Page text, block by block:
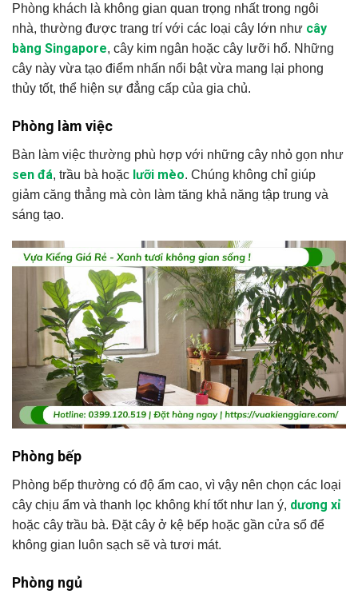
Phòng khách là không gian quan trọng nhất trong ngôi
nhà, thường được trang trí với các loại cây lớn như cây
bàng Singapore, cây kim ngân hoặc cây lưỡi hổ. Những
cây này vừa tạo điểm nhấn nổi bật vừa mang lại phong
thủy tốt, thể hiện sự đẳng cấp của gia chủ.
Phòng làm việc
Bàn làm việc thường phù hợp với những cây nhỏ gọn như
sen đá, trầu bà hoặc lưỡi mèo. Chúng không chỉ giúp
giảm căng thẳng mà còn làm tăng khả năng tập trung và
sáng tạo.
Phòng bếp
Phòng bếp thường có độ ẩm cao, vì vậy nên chọn các loại
cây chịu ẩm và thanh lọc không khí tốt như lan ý, dương xỉ
hoặc cây trầu bà. Đặt cây ở kệ bếp hoặc gần cửa sổ để
không gian luôn sạch sẽ và tươi mát.
Phòng ngủ